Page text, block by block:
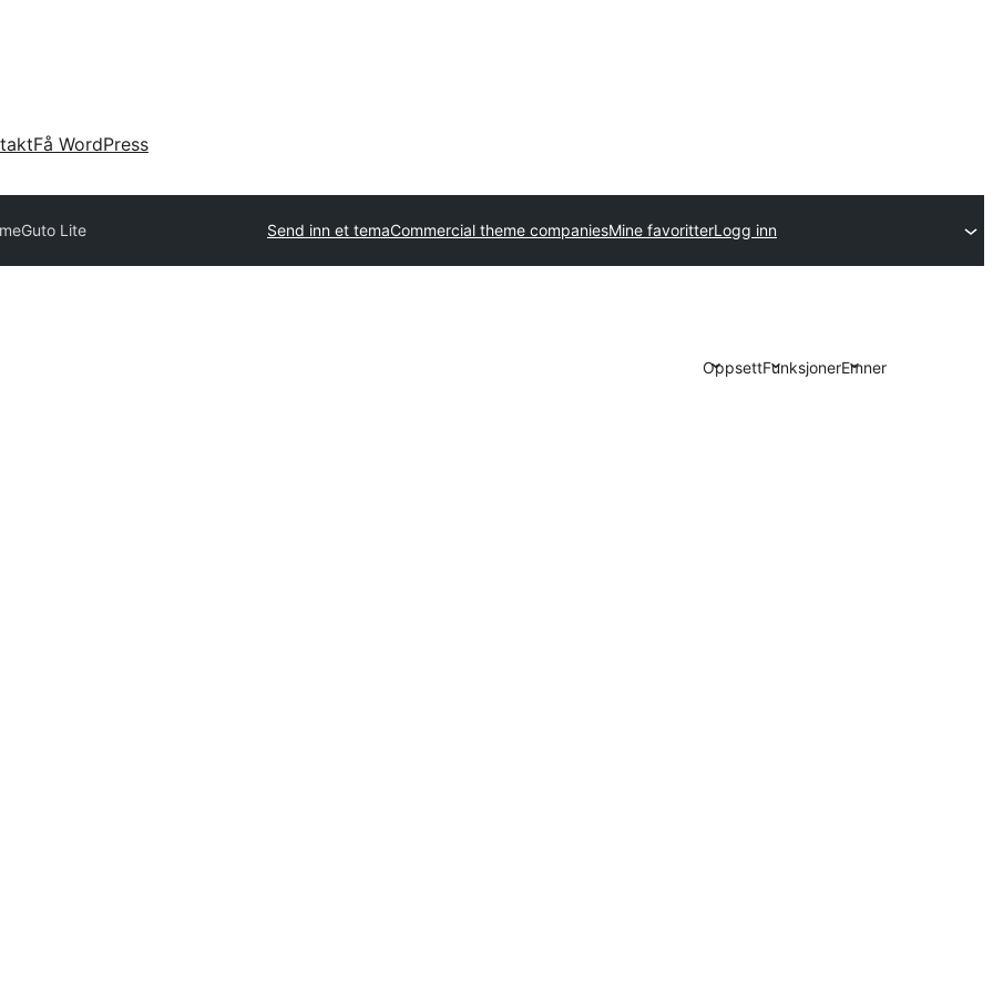
Få WordPress
Guto Lite Send inn et temaCommercial theme companiesMine favoritterLogg inn
OppsettFunksjonerEmner